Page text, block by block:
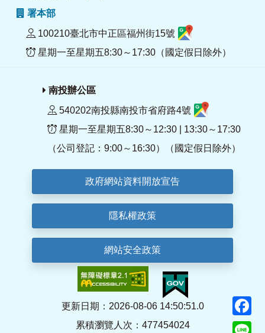
署本部
100210臺北市中正區福州街15號
星期一至星期五8:30～17:30（國定假日除外）
南投辦公區
540202南投縣南投市省府路4號
星期一至星期五8:30～12:30 | 13:30～17:30
（公司登記：9:00～16:30）（國定假日除外）
政府網站資料開放宣告
隱私權政策
網站安全政策
更新日期：2026-08-06 14:50:51.0
累積瀏覽人次：477454024